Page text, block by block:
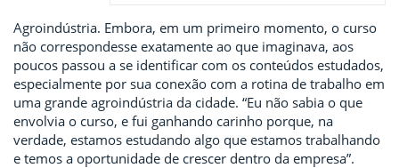
Agroindústria. Embora, em um primeiro momento, o curso
não correspondesse exatamente ao que imaginava, aos
poucos passou a se identificar com os conteúdos estudados,
especialmente por sua conexão com a rotina de trabalho em
uma grande agroindústria da cidade. “Eu não sabia o que
envolvia o curso, e fui ganhando carinho porque, na
verdade, estamos estudando algo que estamos trabalhando
e temos a oportunidade de crescer dentro da empresa”.